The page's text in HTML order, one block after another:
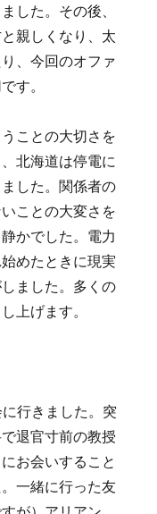
した。その後、
親しくなり、太
、今回のオファ
す。
ことの大切さを
北海道は停電に
した。関係者の
ことの大変さを
かでした。電力
めたときに現実
ました。多くの
上げます。
行きました。突
退官寸前の教授
お会いすること
一緒に行った友